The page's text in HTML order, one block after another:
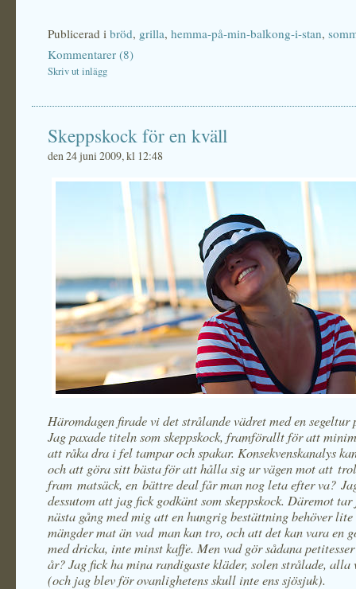
Publicerad i bröd, grilla, hemma-på-min-balkong-i-stan,
Kommentarer (8)
Skriv ut inlägg
Skeppskock för en kväll
den 24 juni 2009, kl 12:48
Häromdagen firade vi det strålande vädret med en segeltur
Jag paxade titeln som skeppskock, framförallt för att
att råka dra i fel tampar och spakar. Konsekvenskanalys
och att göra sitt bästa för att hålla sig ur vägen mot att
fram matsäck, en bättre deal får man nog leta efter va?
dessutom att jag fick godkänt som skeppskock. Däremot
nästa gång med mig att en hungrig bestättning behöver
mängder mat än vad man kan tro, och att det kan vara en
med dricka, inte minst kaffe. Men vad gör sådana
år? Jag fick ha mina randigaste kläder, solen strålade, alla
(och jag blev för ovanlighetens skull inte ens sjösjuk).